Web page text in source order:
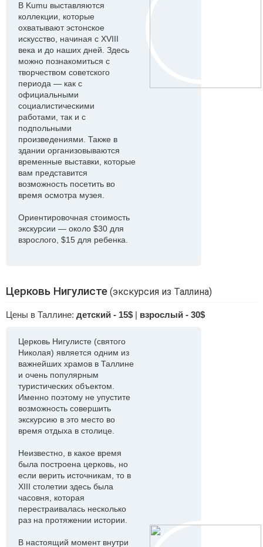
В Kumu выставляются
коллекции, которые
охватывают эстонское
искусство, начиная с XVIII
века и до наших дней. Здесь
можно познакомиться с
творчеством советского
периода — как с
официальными
социалистическими
работами, так и с
подпольными
произведениями. Также в
здании организовываются
временные выставки, которые
вам представится
возможность посетить во
время осмотра музея.
Ориентировочная стоимость
экскурсии — около $30 для
взрослого, $15 для ребенка.
Церковь Нигулисте (экскурсия из Таллина)
Цены в Таллине: детский - 15$ | взрослый - 30$
Церковь Нигулисте (святого
Николая) является одним из
важнейших храмов в Таллине
и очень популярным
туристических объектом.
Именно поэтому не упустите
возможность совершить
экскурсию в это место во
время отдыха в столице.
Неизвестно, в какое время
была построена церковь, но
если верить источникам, то в
XIII столетии здесь была
часовня, которая
перестраивалась несколько
раз на протяжении истории.
В настоящий момент внутри